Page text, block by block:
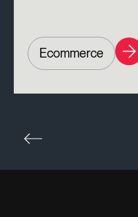
Ecommerce